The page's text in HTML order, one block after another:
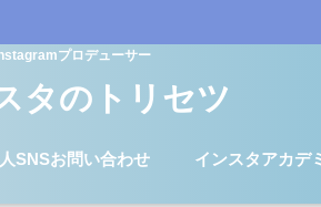
プロデューサー
タのトリセツ
SNSお問い合わせ インスタアカデ